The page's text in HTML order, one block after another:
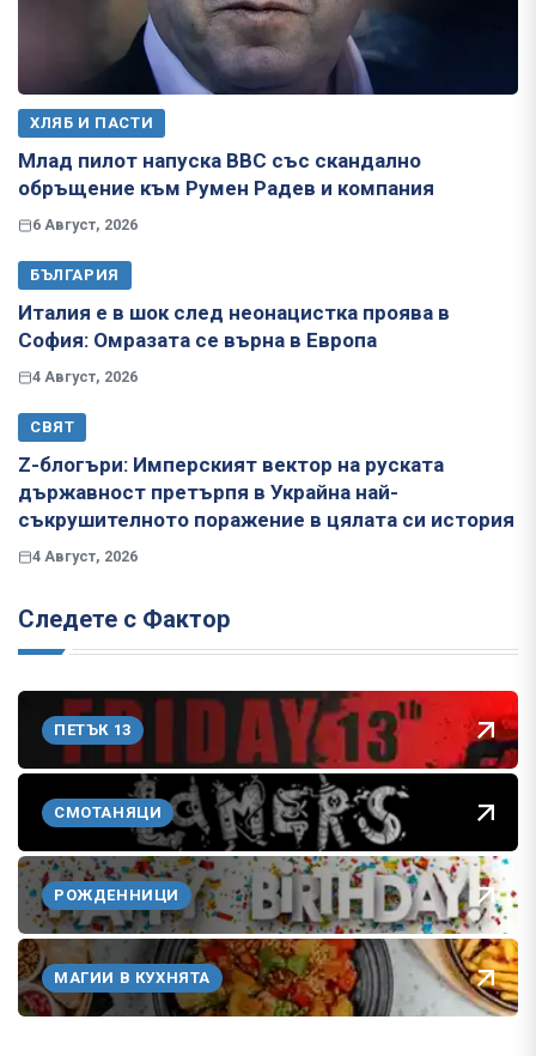
ХЛЯБ И ПАСТИ
Млад пилот напуска ВВС със скандално
обръщение към Румен Радев и компания
6 Август, 2026
БЪЛГАРИЯ
Италия е в шок след неонацистка проява в
София: Омразата се върна в Европа
4 Август, 2026
СВЯТ
Z-блогъри: Имперският вектор на руската
държавност претърпя в Украйна най-
съкрушителното поражение в цялата си история
4 Август, 2026
Следете с Фактор
ПЕТЪК 13
СМОТАНЯЦИ
РОЖДЕННИЦИ
МАГИИ В КУХНЯТА